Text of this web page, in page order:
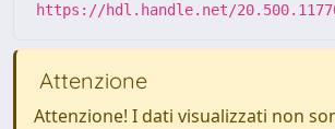
https://hdl.handle.net/
Attenzione
Attenzione! I dati visualizzati non